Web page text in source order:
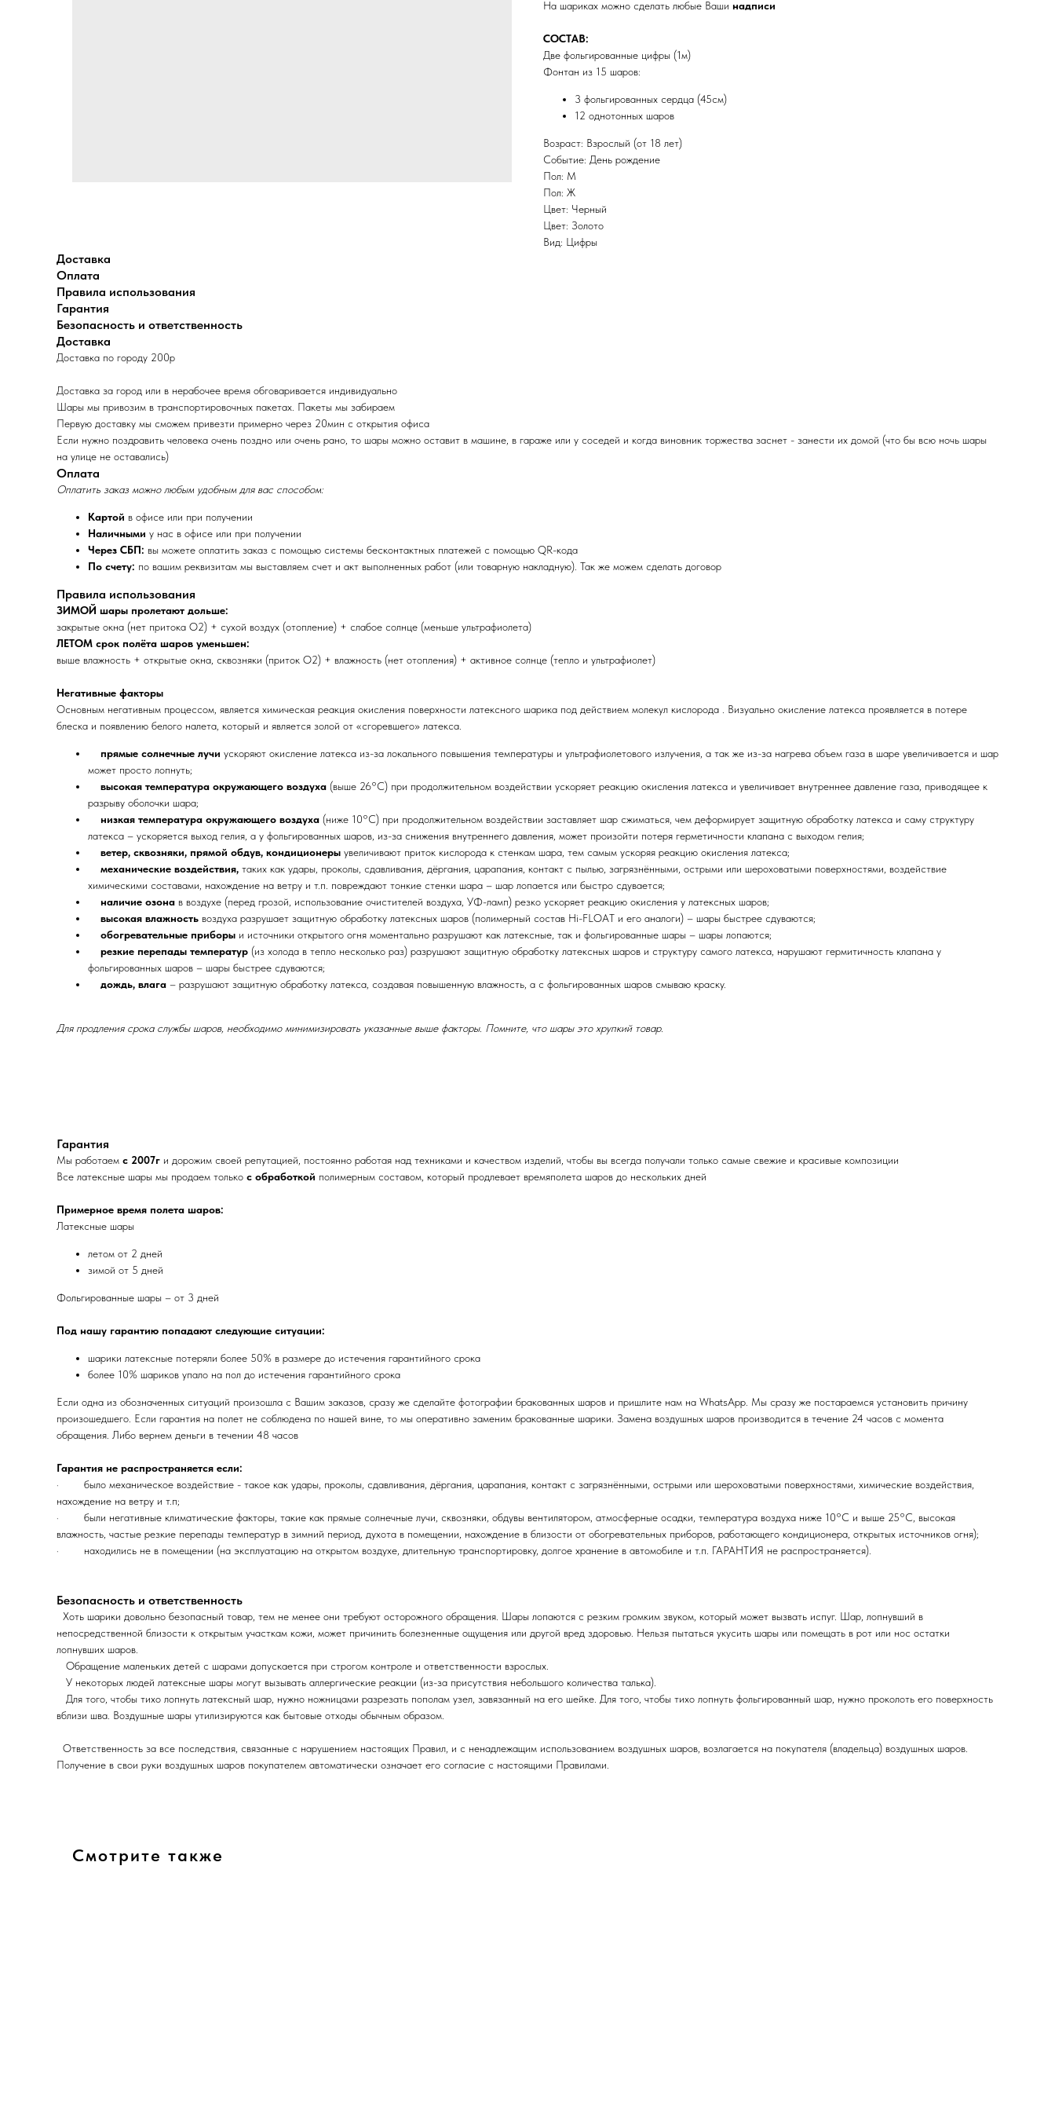
На шариках можно сделать любые Ваши надписи
СОСТАВ:
Две фольгированные цифры (1м)
Фонтан из 15 шаров:
3 фольгированных сердца (45см)
12 однотонных шаров
Возраст: Взрослый (от 18 лет)
Событие: День рождение
Пол: М
Пол: Ж
Цвет: Черный
Цвет: Золото
Вид: Цифры
Доставка
Оплата
Правила использования
Гарантия
Безопасность и ответственность
Доставка
Доставка по городу 200р
Доставка за город или в нерабочее время обговаривается индивидуально
Шары мы привозим в транспортировочных пакетах. Пакеты мы забираем
Первую доставку мы сможем привезти примерно через 20мин с открытия офиса
Если нужно поздравить человека очень поздно или очень рано, то шары можно оставит в машине, в гараже или у соседей и когда виновник торжества заснет - занести их домой (что бы всю ночь шары
на улице не оставались)
Оплата
Оплатить заказ можно любым удобным для вас способом:
Картой в офисе или при получении
Наличными у нас в офисе или при получении
Через СБП: вы можете оплатить заказ с помощью системы бесконтактных платежей с помощью QR-кода
По счету: по вашим реквизитам мы выставляем счет и акт выполненных работ (или товарную накладную). Так же можем сделать договор
Правила использования
ЗИМОЙ шары пролетают дольше:
закрытые окна (нет притока O2) + сухой воздух (отопление) + слабое солнце (меньше ультрафиолета)
ЛЕТОМ срок полёта шаров уменьшен:
выше влажность + открытые окна, сквозняки (приток O2) + влажность (нет отопления) + активное солнце (тепло и ультрафиолет)
Негативные факторы
Основным негативным процессом, является химическая реакция окисления поверхности латексного шарика под действием молекул кислорода . Визуально окисление латекса проявляется в потере
блеска и появлению белого налета, который и является золой от «сгоревшего» латекса.
прямые солнечные лучи ускоряют окисление латекса из-за локального повышения температуры и ультрафиолетового излучения, а так же из-за нагрева объем газа в шаре увеличивается и шар
может просто лопнуть;
высокая температура окружающего воздуха (выше 26°C) при продолжительном воздействии ускоряет реакцию окисления латекса и увеличивает внутреннее давление газа, приводящее к
разрыву оболочки шара;
низкая температура окружающего воздуха (ниже 10°C) при продолжительном воздействии заставляет шар сжиматься, чем деформирует защитную обработку латекса и саму структуру
латекса – ускоряется выход гелия, а у фольгированных шаров, из-за снижения внутреннего давления, может произойти потеря герметичности клапана с выходом гелия;
ветер, сквозняки, прямой обдув, кондиционеры увеличивают приток кислорода к стенкам шара, тем самым ускоряя реакцию окисления латекса;
механические воздействия, таких как удары, проколы, сдавливания, дёргания, царапания, контакт с пылью, загрязнёнными, острыми или шероховатыми поверхностями, воздействие
химическими составами, нахождение на ветру и т.п. повреждают тонкие стенки шара – шар лопается или быстро сдувается;
наличие озона в воздухе (перед грозой, использование очистителей воздуха, УФ-ламп) резко ускоряет реакцию окисления у латексных шаров;
высокая влажность воздуха разрушает защитную обработку латексных шаров (полимерный состав Hi-FLOAT и его аналоги) – шары быстрее сдуваются;
обогревательные приборы и источники открытого огня моментально разрушают как латексные, так и фольгированные шары – шары лопаются;
резкие перепады температур (из холода в тепло несколько раз) разрушают защитную обработку латексных шаров и структуру самого латекса, нарушают гермитичность клапана у
фольгированных шаров – шары быстрее сдуваются;
дождь, влага – разрушают защитную обработку латекса, создавая повышенную влажность, а с фольгированных шаров смываю краску.
Для продления срока службы шаров, необходимо минимизировать указанные выше факторы. Помните, что шары это хрупкий товар.
Гарантия
Мы работаем с 2007г и дорожим своей репутацией, постоянно работая над техниками и качеством изделий, чтобы вы всегда получали только самые свежие и красивые композиции
Все латексные шары мы продаем только с обработкой полимерным составом, который продлевает времяполета шаров до нескольких дней
Примерное время полета шаров:
Латексные шары
летом от 2 дней
зимой от 5 дней
Фольгированные шары – от 3 дней
Под нашу гарантию попадают следующие ситуации:
шарики латексные потеряли более 50% в размере до истечения гарантийного срока
более 10% шариков упало на пол до истечения гарантийного срока
Если одна из обозначенных ситуаций произошла с Вашим заказов, сразу же сделайте фотографии бракованных шаров и пришлите нам на WhatsApp. Мы сразу же постараемся установить причину
произошедшего. Если гарантия на полет не соблюдена по нашей вине, то мы оперативно заменим бракованные шарики. Замена воздушных шаров производится в течение 24 часов с момента
обращения. Либо вернем деньги в течении 48 часов
Гарантия не распространяется если:
· было механическое воздействие - такое как удары, проколы, сдавливания, дёргания, царапания, контакт с загрязнёнными, острыми или шероховатыми поверхностями, химические воздействия,
нахождение на ветру и т.п;
· были негативные климатические факторы, такие как прямые солнечные лучи, сквозняки, обдувы вентилятором, атмосферные осадки, температура воздуха ниже 10°C и выше 25°C, высокая
влажность, частые резкие перепады температур в зимний период, духота в помещении, нахождение в близости от обогревательных приборов, работающего кондиционера, открытых источников огня);
· находились не в помещении (на эксплуатацию на открытом воздухе, длительную транспортировку, долгое хранение в автомобиле и т.п. ГАРАНТИЯ не распространяется).
Безопасность и ответственность
Хоть шарики довольно безопасный товар, тем не менее они требуют осторожного обращения. Шары лопаются с резким громким звуком, который может вызвать испуг. Шар, лопнувший в
непосредственной близости к открытым участкам кожи, может причинить болезненные ощущения или другой вред здоровью. Нельзя пытаться укусить шары или помещать в рот или нос остатки
лопнувших шаров.
Обращение маленьких детей с шарами допускается при строгом контроле и ответственности взрослых.
У некоторых людей латексные шары могут вызывать аллергические реакции (из-за присутствия небольшого количества талька).
Для того, чтобы тихо лопнуть латексный шар, нужно ножницами разрезать пополам узел, завязанный на его шейке. Для того, чтобы тихо лопнуть фольгированный шар, нужно проколоть его поверхность
вблизи шва. Воздушные шары утилизируются как бытовые отходы обычным образом.
Ответственность за все последствия, связанные с нарушением настоящих Правил, и с ненадлежащим использованием воздушных шаров, возлагается на покупателя (владельца) воздушных шаров.
Получение в свои руки воздушных шаров покупателем автоматически означает его согласие с настоящими Правилами.
Смотрите также